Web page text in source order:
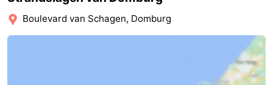
Natuur
-
Boulevard van Schagen, Domburg